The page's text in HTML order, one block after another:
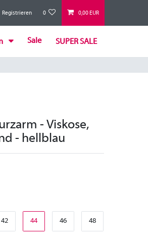
Registrieren 0 0,00 EUR
Sale SUPER SALE
- Viskose,
- hellblau
42 44 46 48